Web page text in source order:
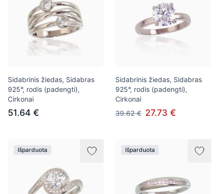
Sidabrinis žiedas, Sidabras
925°, rodis (padengti),
Cirkonai
51.64 €
Sidabrinis žiedas, Sidabras
925°, rodis (padengti),
Cirkonai
39.62 € 27.73 €
Išparduota Išparduota